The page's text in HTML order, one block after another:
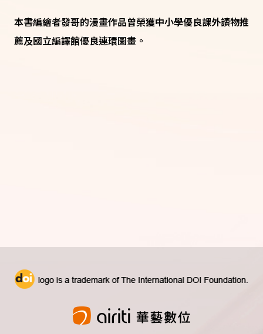
本書編繪者發哥的漫畫作品曾榮獲中小學優良課外讀物推
薦及國立編譯館優良連環圖畫。